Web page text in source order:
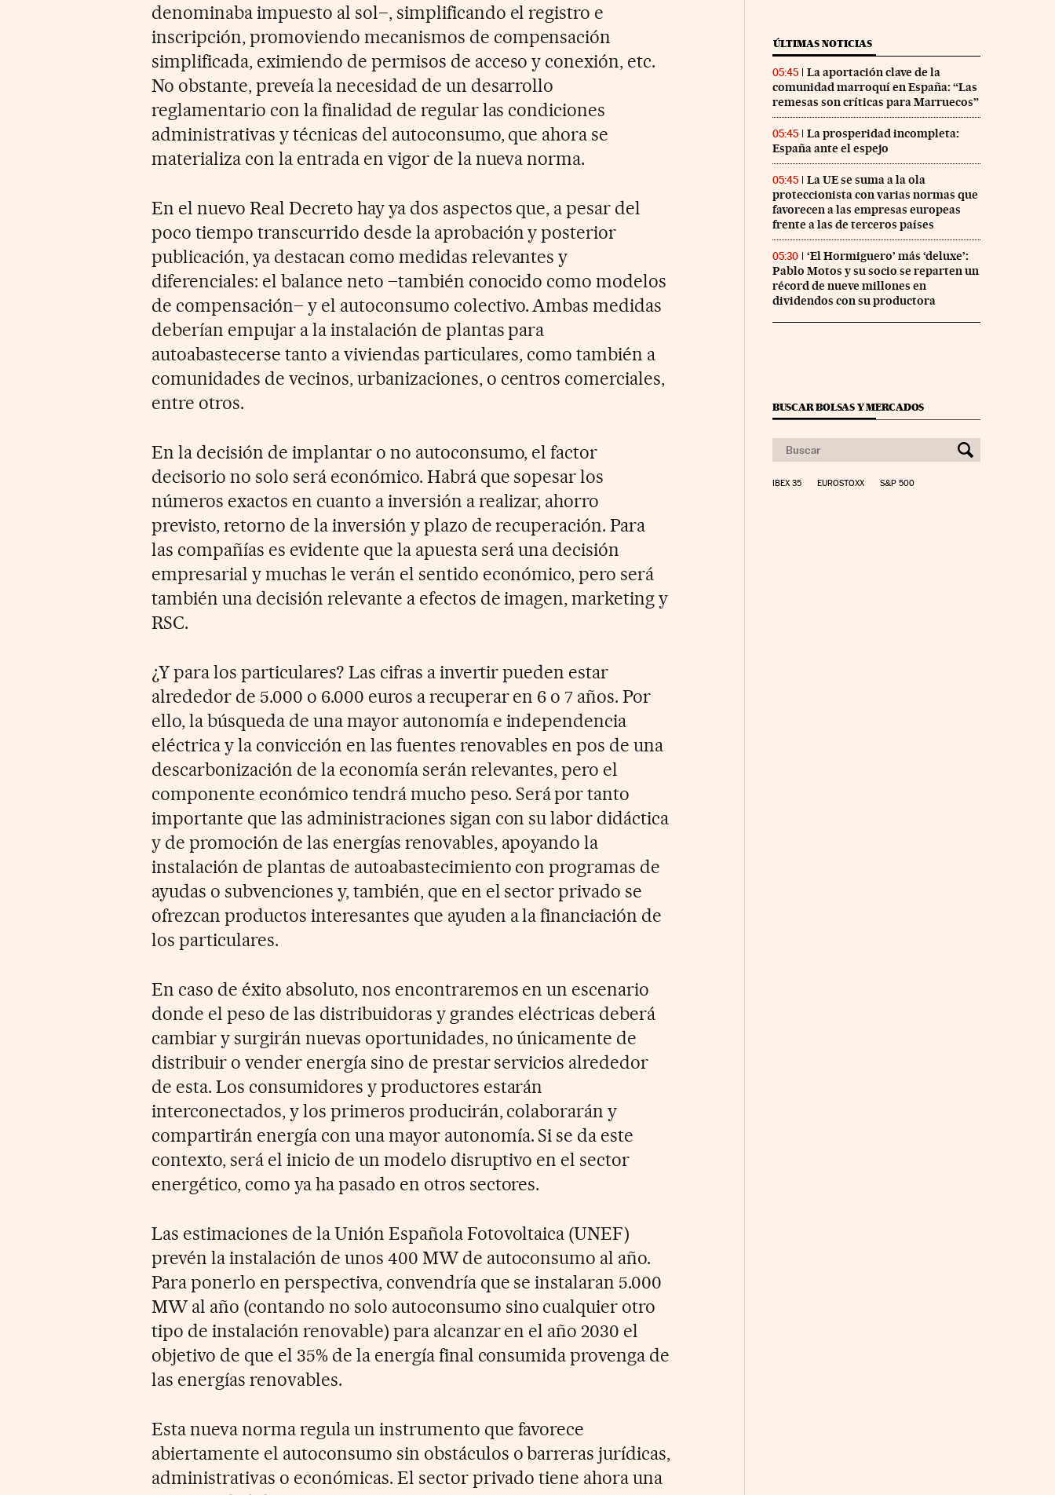
denominaba impuesto al sol–, simplificando el registro e
inscripción, promoviendo mecanismos de compensación
simplificada, eximiendo de permisos de acceso y conexión, etc.
No obstante, preveía la necesidad de un desarrollo
reglamentario con la finalidad de regular las condiciones
administrativas y técnicas del autoconsumo, que ahora se
materializa con la entrada en vigor de la nueva norma.
En el nuevo Real Decreto hay ya dos aspectos que, a pesar del
poco tiempo transcurrido desde la aprobación y posterior
publicación, ya destacan como medidas relevantes y
diferenciales: el balance neto –también conocido como modelos
de compensación– y el autoconsumo colectivo. Ambas medidas
deberían empujar a la instalación de plantas para
autoabastecerse tanto a viviendas particulares, como también a
comunidades de vecinos, urbanizaciones, o centros comerciales,
entre otros.
En la decisión de implantar o no autoconsumo, el factor
decisorio no solo será económico. Habrá que sopesar los
números exactos en cuanto a inversión a realizar, ahorro
previsto, retorno de la inversión y plazo de recuperación. Para
las compañías es evidente que la apuesta será una decisión
empresarial y muchas le verán el sentido económico, pero será
también una decisión relevante a efectos de imagen, marketing y
RSC.
¿Y para los particulares? Las cifras a invertir pueden estar
alrededor de 5.000 o 6.000 euros a recuperar en 6 o 7 años. Por
ello, la búsqueda de una mayor autonomía e independencia
eléctrica y la convicción en las fuentes renovables en pos de una
descarbonización de la economía serán relevantes, pero el
componente económico tendrá mucho peso. Será por tanto
importante que las administraciones sigan con su labor didáctica
y de promoción de las energías renovables, apoyando la
instalación de plantas de autoabastecimiento con programas de
ayudas o subvenciones y, también, que en el sector privado se
ofrezcan productos interesantes que ayuden a la financiación de
los particulares.
En caso de éxito absoluto, nos encontraremos en un escenario
donde el peso de las distribuidoras y grandes eléctricas deberá
cambiar y surgirán nuevas oportunidades, no únicamente de
distribuir o vender energía sino de prestar servicios alrededor
de esta. Los consumidores y productores estarán
interconectados, y los primeros producirán, colaborarán y
compartirán energía con una mayor autonomía. Si se da este
contexto, será el inicio de un modelo disruptivo en el sector
energético, como ya ha pasado en otros sectores.
Las estimaciones de la Unión Española Fotovoltaica (UNEF)
prevén la instalación de unos 400 MW de autoconsumo al año.
Para ponerlo en perspectiva, convendría que se instalaran 5.000
MW al año (contando no solo autoconsumo sino cualquier otro
tipo de instalación renovable) para alcanzar en el año 2030 el
objetivo de que el 35% de la energía final consumida provenga de
las energías renovables.
Esta nueva norma regula un instrumento que favorece
abiertamente el autoconsumo sin obstáculos o barreras jurídicas,
administrativas o económicas. El sector privado tiene ahora una
ÚLTIMAS NOTICIAS
05:45
La aportación clave de la
comunidad marroquí en España: “Las
remesas son críticas para Marruecos”
05:45
La prosperidad incompleta:
España ante el espejo
05:45
La UE se suma a la ola
proteccionista con varias normas que
favorecen a las empresas europeas
frente a las de terceros países
05:30
‘El Hormiguero’ más ‘deluxe’:
Pablo Motos y su socio se reparten un
récord de nueve millones en
dividendos con su productora
BUSCAR BOLSAS Y MERCADOS
IBEX 35 EUROSTOXX S&P 500